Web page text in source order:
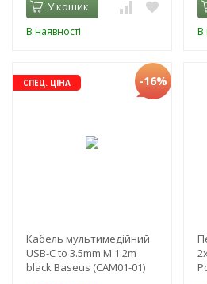
У кошик
В наявності В
СПЕЦ. ЦІНА -16%
Кабель мультимедійний
USB-C to 3.5mm M 1.2m
black Baseus (CAM01-01)